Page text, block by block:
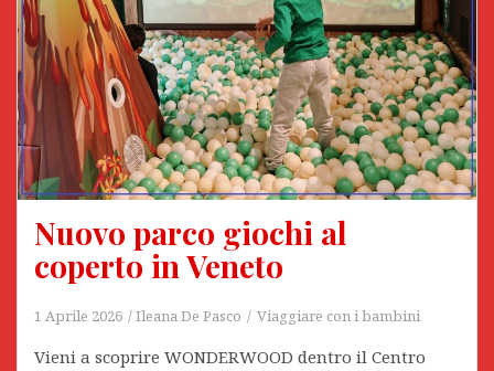
Nuovo parco giochi al
coperto in Veneto
1 Aprile 2026 Ileana De Pasco Viaggiare con i bambini
Vieni a scoprire WONDERWOOD dentro il Centro